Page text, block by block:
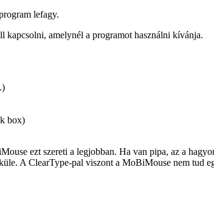
lefagy.
kapcsolni, amelynél a programot használni kívánja.
box)
ezt szereti a legjobban. Ha van pipa, az a
A ClearType-pal viszont a MoBiMouse nem tud